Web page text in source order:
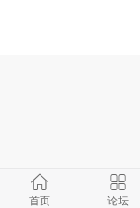
首页 论坛